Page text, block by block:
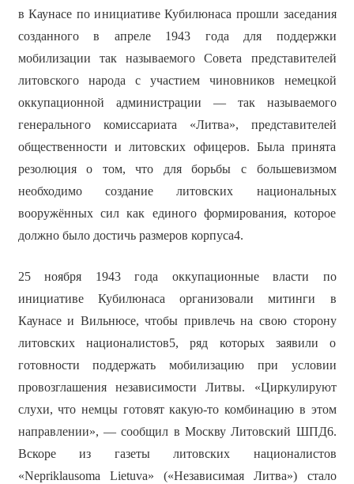
в Каунасе по инициативе Кубилюнаса прошли заседания
созданного в апреле 1943 года для поддержки
мобилизации так называемого Совета представителей
литовского народа с участием чиновников немецкой
оккупационной администрации — так называемого
генерального комиссариата «Литва», представителей
общественности и литовских офицеров. Была принята
резолюция о том, что для борьбы с большевизмом
необходимо создание литовских национальных
вооружённых сил как единого формирования, которое
должно было достичь размеров корпуса4.
25 ноября 1943 года оккупационные власти по
инициативе Кубилюнаса организовали митинги в
Каунасе и Вильнюсе, чтобы привлечь на свою сторону
литовских националистов5, ряд которых заявили о
готовности поддержать мобилизацию при условии
провозглашения независимости Литвы. «Циркулируют
слухи, что немцы готовят какую-то комбинацию в этом
направлении», — сообщил в Москву Литовский ШПД6.
Вскоре из газеты литовских националистов
«Nepriklausoma Lietuva» («Независимая Литва») стало